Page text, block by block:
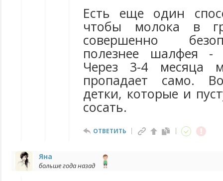
Есть еще один
чтобы молока в
совершенно
полезнее шалфея -
Через 3-4 месяца
пропадает само.
детки, которые и
сосать.
ОТВЕТИТЬ
Яна
больше года назад